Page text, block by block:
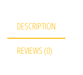
DESCRIPTION
REVIEWS (0)